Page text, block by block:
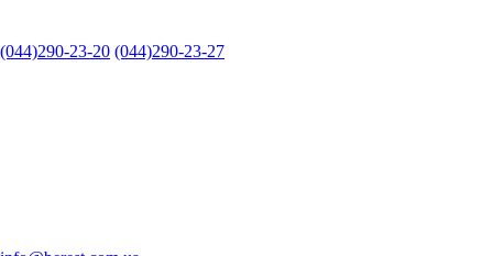
(044)290-23-20 (044)290-23-27